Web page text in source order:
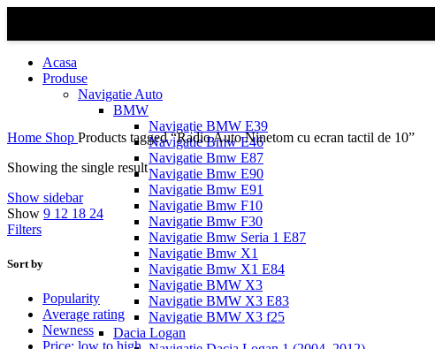
Acasa
Produse
Navigatie Auto
BMW
Navigație BMW E39
Navigatie Bmw E46
Navigatie Bmw E87
Navigatie Bmw E90
Navigatie Bmw E91
Navigatie Bmw F10
Navigatie Bmw F30
Navigatie Bmw Seria 1 E87
Navigatie Bmw X1
Navigatie Bmw X1 E84
Navigatie BMW X3
Navigatie BMW X3 E83
Navigatie BMW X3 f25
Dacia Logan
Home Shop Products tagged “Radio Auto Ninetom cu ecran tactil de 10”
Showing the single result
Show sidebar
Show 9 12 18 24
Filters
Sort by
Popularity
Average rating
Newness